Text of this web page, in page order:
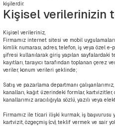
kişilerdir.
Kişisel verilerinizin
Kişisel verileriniz,
Firmamız internet sitesi ve mobil
kimlik numarası, adres, telefon, iş veya özel
şifresi kullanılarak giriş yapılan sayfalardaki
kayıtları, tarayıcı tarafından toplanan çerez
veriler, konum verileri şeklinde;
Satış ve pazarlama departmanı
kanalları, kağıt üzerindeki formlar,
kanallarımız aracılığıyla sözlü, yazılı veya
Firmamız ile ticari ilişki kurmak, iş
kartvizit, özgeçmiş (cv), teklif vermek ve sair